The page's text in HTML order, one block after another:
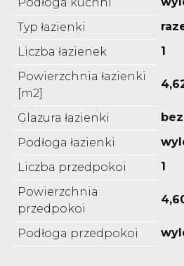
Typ łazienki
Liczba łazienek
1
Powierzchnia łazienki
[m2]
Glazura łazienki
Podłoga łazienki
Liczba przedpokoi
1
Powierzchnia
przedpokoi
Podłoga przedpokoi